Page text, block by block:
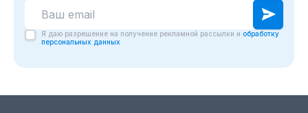
Я даю разрешение на получение рекламной рассылки и обработку
персональных данных